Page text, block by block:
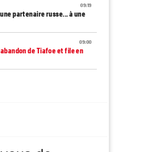
09:19
partenaire russe... à une
09:00
de Tiafoe et file en
ensemble pour le